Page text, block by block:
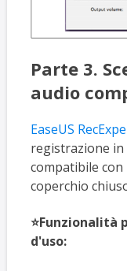
Parte 3.
audio
EaseUS
registrazione in
compatibile
coperchio
⭐Funzionalità
d'uso: